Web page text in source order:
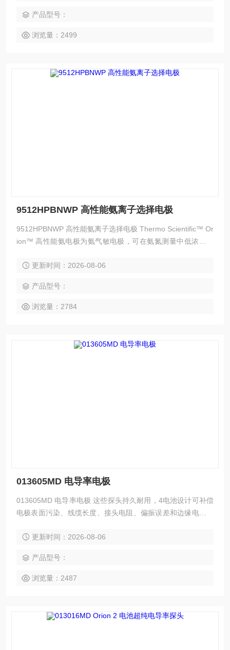
产品型号：
浏览量：2499
9512HPBNWP 高性能氨离子选择电极
9512HPBNWP 高性能氨离子选择电极 Thermo Scientific™ Or
ion™ 高性能氨电极为氨气敏电极，可在氨氮测量中低浓度下
更新时间：2026-08-06
产品型号：
浏览量：2784
013605MD 电导率电极
013605MD 电导率电极 这些探头持久耐用，4电池设计可补偿
电极表面污染、线缆长度、接头电阻、偏振误差和边缘电场干
及难处理的样品，如废水、径流水和泥浆。
更新时间：2026-08-06
产品型号：
浏览量：2487